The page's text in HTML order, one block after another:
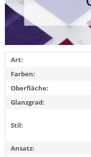
Art:
Farben:
Oberfläche:
Glanzgrad:
Stil:
Ansatz: